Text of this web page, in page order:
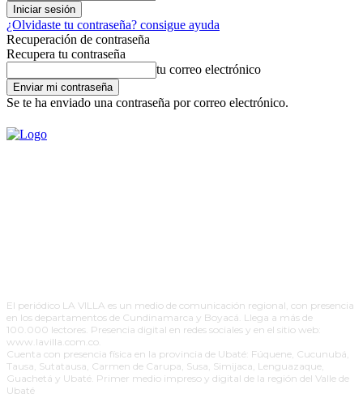
¿Olvidaste tu contraseña? consigue ayuda
Recuperación de contraseña
Recupera tu contraseña
tu correo electrónico
Se te ha enviado una contraseña por correo electrónico.
El periódico LA VILLA es un medio de comunicación regional, con presencia
en los departamentos de Cundinamarca y Boyacá. Llega a más de
100.000 lectores. Presencia digital en redes sociales y en el sitio web:
www.lavilla.com.co.
Cuenta con presencia física en la provincia de Ubaté: Fúquene, Cucunubá,
Tausa, Sutatausa, Carmen de Carupa, Susa, Simijaca, Lenguazaque,
Guachetá y Ubaté. Primer medio impreso y digital de la región del Valle de
Ubaté